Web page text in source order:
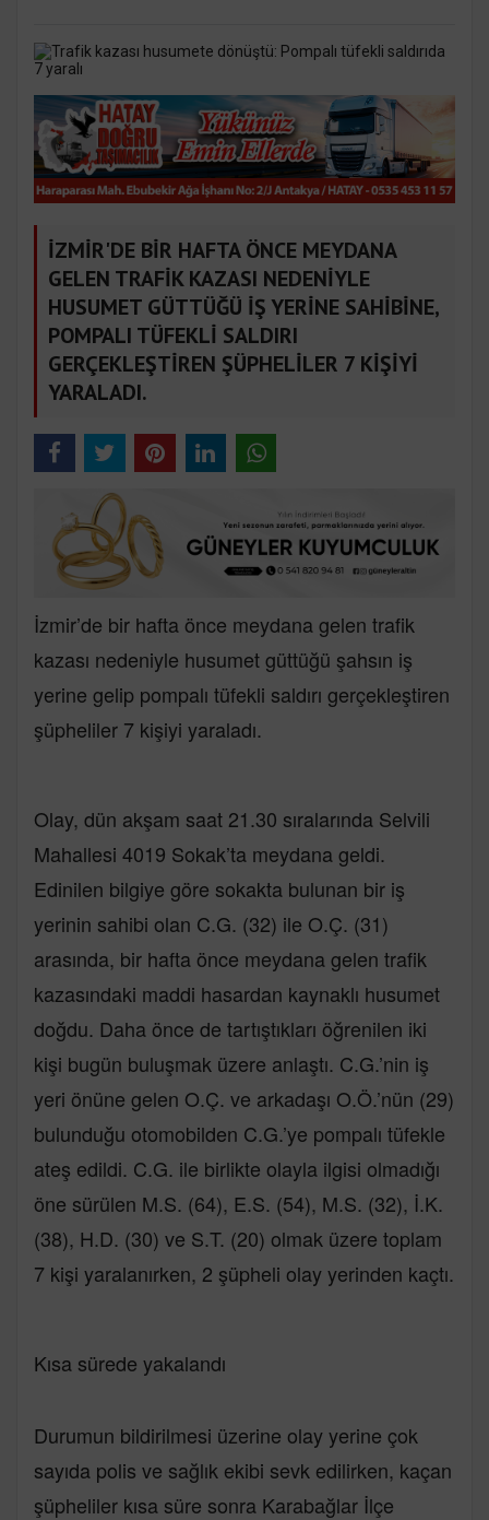
İZMİR'DE BİR HAFTA ÖNCE MEYDANA
GELEN TRAFİK KAZASI NEDENİYLE
HUSUMET GÜTTÜĞÜ İŞ YERİNE SAHİBİNE,
POMPALI TÜFEKLİ SALDIRI
GERÇEKLEŞTİREN ŞÜPHELİLER 7 KİŞİYİ
YARALADI.
İzmir’de bir hafta önce meydana gelen trafik
kazası nedeniyle husumet güttüğü şahsın iş
yerine gelip pompalı tüfekli saldırı gerçekleştiren
şüpheliler 7 kişiyi yaraladı.
Olay, dün akşam saat 21.30 sıralarında Selvili
Mahallesi 4019 Sokak’ta meydana geldi.
Edinilen bilgiye göre sokakta bulunan bir iş
yerinin sahibi olan C.G. (32) ile O.Ç. (31)
arasında, bir hafta önce meydana gelen trafik
kazasındaki maddi hasardan kaynaklı husumet
doğdu. Daha önce de tartıştıkları öğrenilen iki
kişi bugün buluşmak üzere anlaştı. C.G.’nin iş
yeri önüne gelen O.Ç. ve arkadaşı O.Ö.’nün (29)
bulunduğu otomobilden C.G.’ye pompalı tüfekle
ateş edildi. C.G. ile birlikte olayla ilgisi olmadığı
öne sürülen M.S. (64), E.S. (54), M.S. (32), İ.K.
(38), H.D. (30) ve S.T. (20) olmak üzere toplam
7 kişi yaralanırken, 2 şüpheli olay yerinden kaçtı.
Kısa sürede yakalandı
Durumun bildirilmesi üzerine olay yerine çok
sayıda polis ve sağlık ekibi sevk edilirken, kaçan
şüpheliler kısa süre sonra Karabağlar İlçe